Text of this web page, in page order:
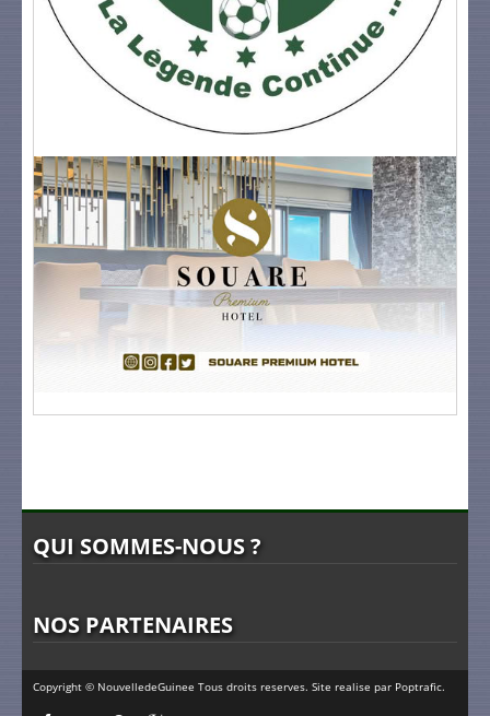
QUI SOMMES-NOUS ?
NOS PARTENAIRES
Copyright © NouvelledeGuinee Tous droits reserves. Site realise par Poptrafic.